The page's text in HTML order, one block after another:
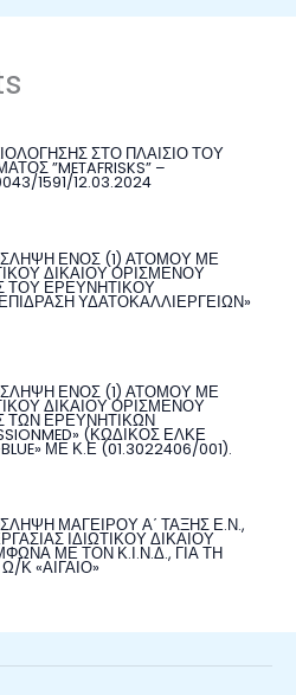
ΣΤΟ ΠΛΑΙΣΙΟ ΤΟΥ
”METAFRISKS” –
1591/12.03.2024
ΕΝΟΣ (1) ΑΤΟΜΟΥ ΜΕ
ΔΙΚΑΙΟΥ ΟΡΙΣΜΕΝΟΥ
ΤΟΥ ΕΡΕΥΝΗΤΙΚΟΥ
ΥΔΑΤΟΚΑΛΛΙΕΡΓΕΙΩΝ»
ΕΝΟΣ (1) ΑΤΟΜΟΥ ΜΕ
ΔΙΚΑΙΟΥ ΟΡΙΣΜΕΝΟΥ
ΤΩΝ ΕΡΕΥΝΗΤΙΚΩΝ
(ΚΩΔΙΚΟΣ ΕΛΚΕ
ΜΕ Κ.Ε (01.3022406/001).
ΜΑΓΕΙΡΟΥ Α΄ ΤΑΞΗΣ Ε.Ν.,
ΙΔΙΩΤΙΚΟΥ ΔΙΚΑΙΟΥ
ΜΕ ΤΟΝ Κ.Ι.Ν.Δ., ΓΙΑ ΤΗ
Κ «ΑΙΓΑΙΟ»